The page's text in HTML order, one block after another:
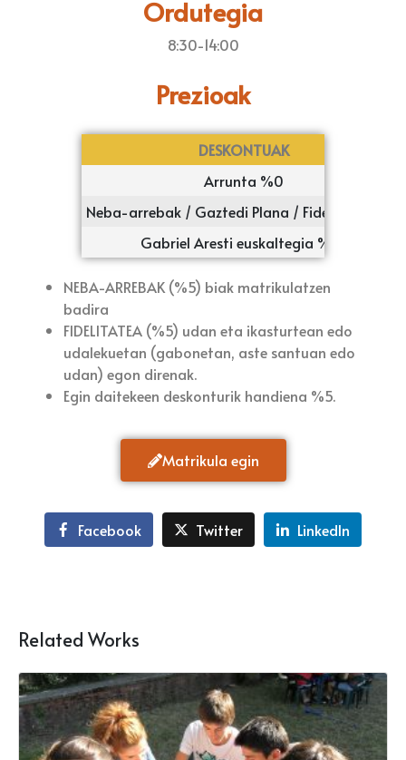
Ordutegia
8:30-14:00
Prezioak
DESKONTUAK
Arrunta %0
Neba-arrebak / Gaztedi Plana / Fidelitatea %5
Gabriel Aresti euskaltegia %10
NEBA-ARREBAK (%5) biak matrikulatzen
badira
FIDELITATEA (%5) udan eta ikasturtean edo
udalekuetan (gabonetan, aste santuan edo
udan) egon direnak.
Egin daitekeen deskonturik handiena %5.
Matrikula egin
Facebook Twitter LinkedIn
Related Works